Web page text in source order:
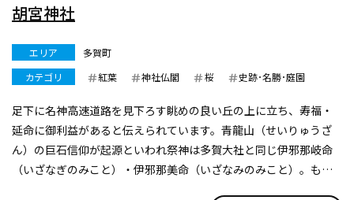
胡宮神社
エリア
多賀町
カテゴリ
紅葉 神社仏閣 桜 史跡･名勝･庭園
足下に名神高速道路を見下ろす眺めの良い丘の上に立ち、寿福・
延命に御利益があると伝えられています。青龍山（せいりゅうざ
ん）の巨石信仰が起源といわれ祭神は多賀大社と同じ伊邪那岐命
（いざなぎのみこと）・伊邪那美命（いざなみのみこと）。もと